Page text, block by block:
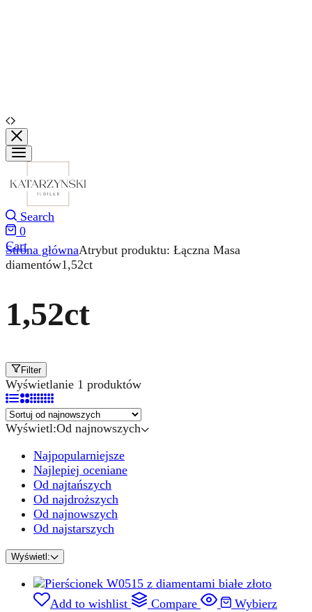
Search
0
Cart
Strona głównaAtrybut produktu: Łączna Masa
diamentów1,52ct
1,52ct
Filter
Wyświetlanie 1 produktów
Wyświetl:Od najnowszych
Najpopularniejsze
Najlepiej oceniane
Od najtańszych
Od najdroższych
Od najnowszych
Od najstarszych
Wyświetl:
Add to wishlist Compare
Wybierz